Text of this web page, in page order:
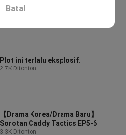
Film klasik Korea versi HD 44 yang
Plot ini terlalu eksplosif.
2.7K Ditonton
【Drama Korea/Drama Baru】
Sorotan Caddy Tactics EP5-6
3.3K Ditonton
Batal